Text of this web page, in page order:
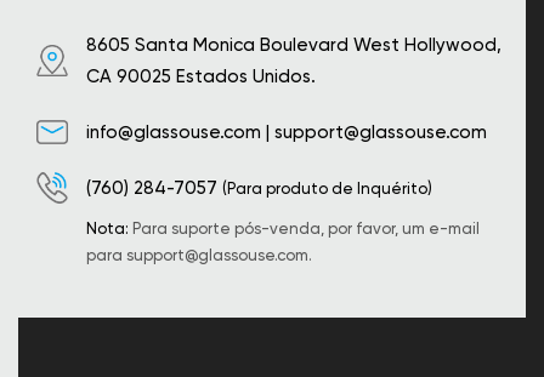
8605 Santa Monica Boulevard West Hollywood,
CA 90025 Estados Unidos.
info@glassouse.com | support@glassouse.com
(760) 284-7057 (Para produto de Inquérito)
Nota: Para suporte pós-venda, por favor, um e-mail
para support@glassouse.com.